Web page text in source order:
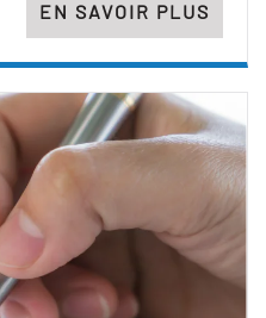
EN SAVOIR PLUS